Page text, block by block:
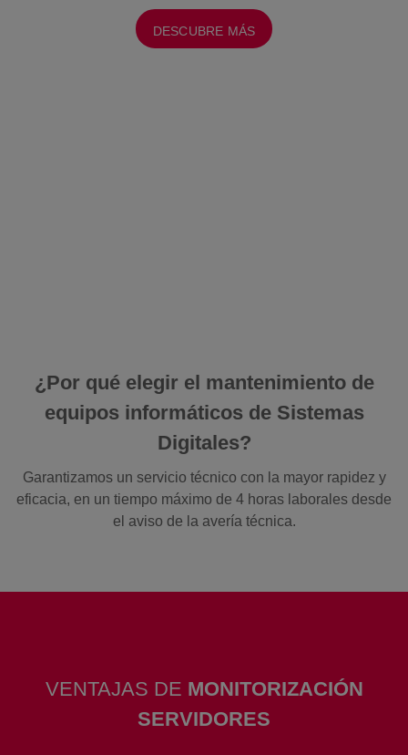
DESCUBRE MÁS
¿Por qué elegir el mantenimiento de
equipos informáticos de Sistemas
Digitales?
Garantizamos un servicio técnico con la mayor rapidez y
eficacia, en un tiempo máximo de 4 horas laborales desde
el aviso de la avería técnica.
VENTAJAS DE MONITORIZACIÓN
SERVIDORES